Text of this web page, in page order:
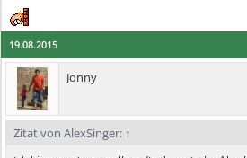
19.08.2015
Jonny
Zitat von AlexSinger: ↑